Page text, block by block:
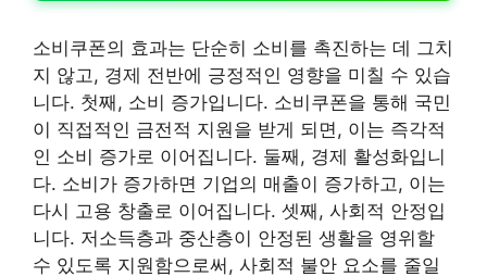
소비쿠폰의 효과는 단순히 소비를 촉진하는 데 그치
지 않고, 경제 전반에 긍정적인 영향을 미칠 수 있습
니다. 첫째, 소비 증가입니다. 소비쿠폰을 통해 국민
이 직접적인 금전적 지원을 받게 되면, 이는 즉각적
인 소비 증가로 이어집니다. 둘째, 경제 활성화입니
다. 소비가 증가하면 기업의 매출이 증가하고, 이는
다시 고용 창출로 이어집니다. 셋째, 사회적 안정입
니다. 저소득층과 중산층이 안정된 생활을 영위할
수 있도록 지원함으로써, 사회적 불안 요소를 줄일